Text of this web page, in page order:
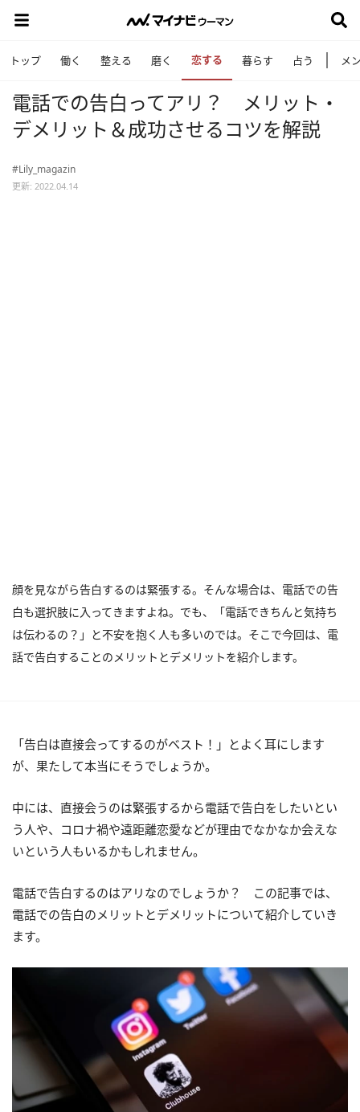
トップ 働く 整える 磨く 恋する 暮らす 占う メ
電話での告白ってアリ？ メリット・
デメリット＆成功させるコツを解説
#Lily_magazin
更新: 2022.04.14
顔を見ながら告白するのは緊張する。そんな場合は、電話での告
白も選択肢に入ってきますよね。でも、「電話できちんと気持ち
は伝わるの？」と不安を抱く人も多いのでは。そこで今回は、電
話で告白することのメリットとデメリットを紹介します。
「告白は直接会ってするのがベスト！」とよく耳にします
が、果たして本当にそうでしょうか。
中には、直接会うのは緊張するから電話で告白をしたいとい
う人や、コロナ禍や遠距離恋愛などが理由でなかなか会えな
いという人もいるかもしれません。
電話で告白するのはアリなのでしょうか？ この記事では、
電話での告白のメリットとデメリットについて紹介していき
ます。